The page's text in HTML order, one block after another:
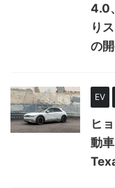
4.0
り
の
EV
ヒ
動